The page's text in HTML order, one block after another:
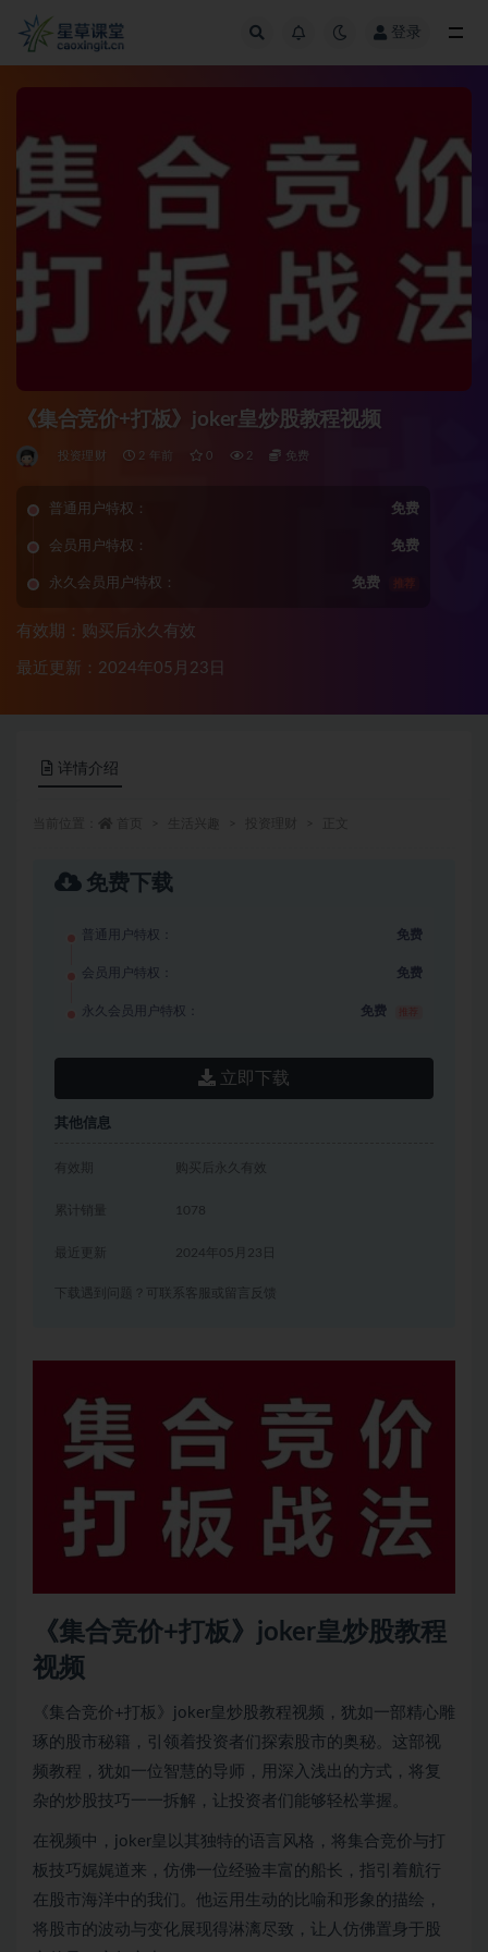
登录
《集合竞价+打板》joker皇炒股教程视频
投资理财 2 年前 0 2 免费
普通用户特权： 免费
会员用户特权： 免费
永久会员用户特权： 免费 推荐
有效期：购买后永久有效
最近更新：2024年05月23日
详情介绍
免费下载
普通用户特权： 免费
会员用户特权： 免费
永久会员用户特权： 免费
立即下载
其他信息
有效期 购买后永久有效
累计销量 1078
2024年05月23日
下载遇到问题？可联系客服或留言反馈
《集合竞价+打板》joker皇炒股教程
视频
《集合竞价+打板》joker皇炒股教程视频，犹如一部精心雕
琢的股市秘籍，引领着投资者们探索股市的奥秘。这部视
频教程，犹如一位智慧的导师，用深入浅出的方式，将复
杂的炒股技巧一一拆解，让投资者们能够轻松掌握。
在视频中，joker皇以其独特的语言风格，将集合竞价与打
板技巧娓娓道来，仿佛一位经验丰富的船长，指引着航行
在股市海洋中的我们。他运用生动的比喻和形象的描绘，
将股市的波动与变化展现得淋漓尽致，让人仿佛置身于股